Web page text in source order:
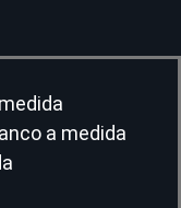
a medida